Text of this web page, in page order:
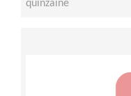
quinzaine